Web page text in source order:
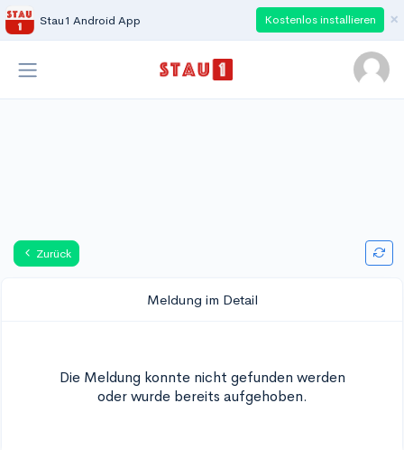
Stau1 Android App Kostenlos installieren ×
Zurück
Meldung im Detail
Die Meldung konnte nicht gefunden werden
oder wurde bereits aufgehoben.